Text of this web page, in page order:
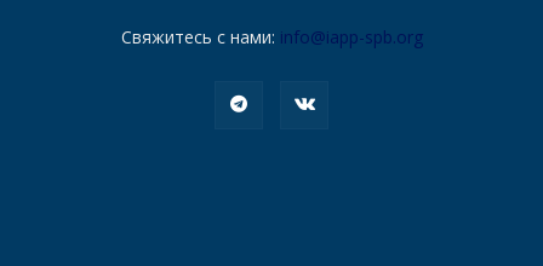
Свяжитесь с нами: info@iapp-spb.org